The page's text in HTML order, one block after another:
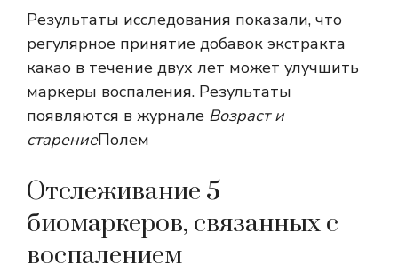
Результаты исследования показали, что
регулярное принятие добавок экстракта
какао в течение двух лет может улучшить
маркеры воспаления. Результаты
появляются в журнале Возраст и
старениеПолем
Отслеживание 5
биомаркеров, связанных с
воспалением